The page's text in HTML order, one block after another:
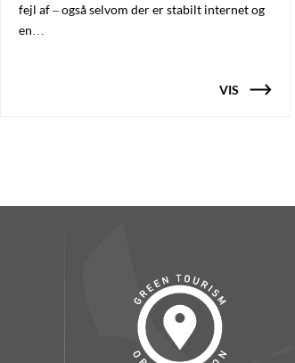
fejl af – også selvom der er stabilt internet og
en…
VIS